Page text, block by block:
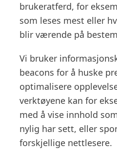
brukeratferd, for
som leses mest eller
blir værende på
Vi bruker
beacons for å huske
optimalisere
verktøyene kan for
med å vise innhold
nylig har sett, eller
forskjellige nettlesere.